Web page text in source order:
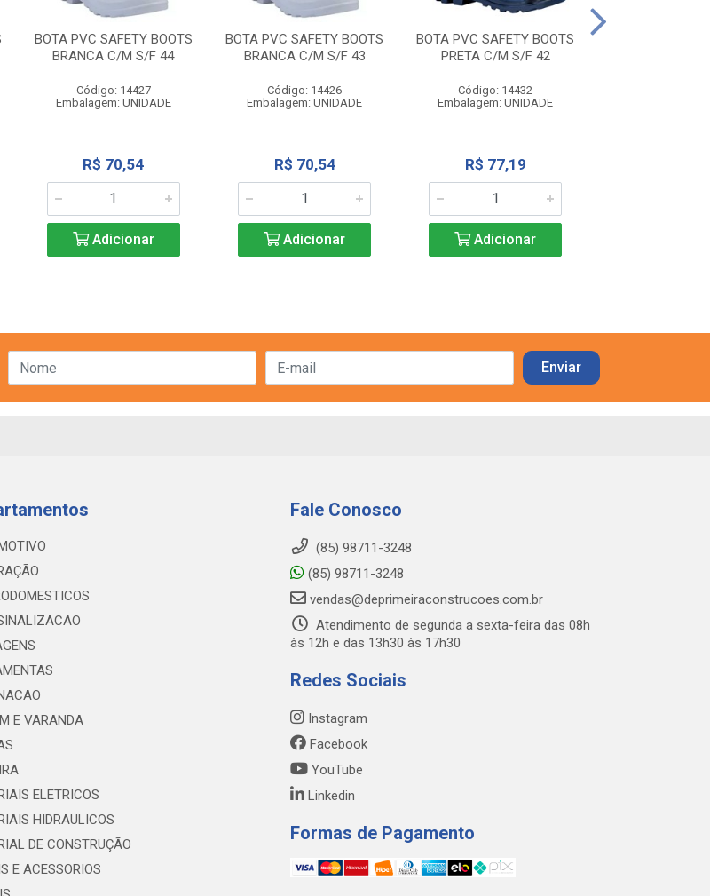
BOTA PVC SAFETY BOOTS
BRANCA C/M S/F 44
Código: 14427
Embalagem: UNIDADE
R$ 70,54
Adicionar
BOTA PVC SAFETY BOOTS
BRANCA C/M S/F 43
Código: 14426
Embalagem: UNIDADE
R$ 70,54
Adicionar
BOTA PVC SAFETY BOOTS
PRETA C/M S/F 42
Código: 14432
Embalagem: UNIDADE
R$ 77,19
Adicionar
E VARANDA
ELETRICOS
HIDRAULICOS
DE CONSTRUÇÃO
E ACESSORIOS
Fale Conosco
(85) 98711-3248
(85) 98711-3248
vendas@deprimeiraconstrucoes.com.br
Atendimento de segunda a sexta-feira das 08h
às 12h e das 13h30 às 17h30
Redes Sociais
Instagram
Facebook
YouTube
Linkedin
Formas de Pagamento